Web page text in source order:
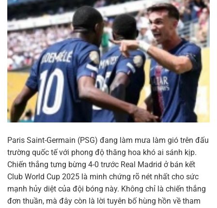
Paris Saint-Germain (PSG) đang làm mưa làm gió trên đấu
trường quốc tế với phong độ thăng hoa khó ai sánh kịp.
Chiến thắng tưng bừng 4-0 trước Real Madrid ở bán kết
Club World Cup 2025 là minh chứng rõ nét nhất cho sức
mạnh hủy diệt của đội bóng này. Không chỉ là chiến thắng
đơn thuần, mà đây còn là lời tuyên bố hùng hồn về tham